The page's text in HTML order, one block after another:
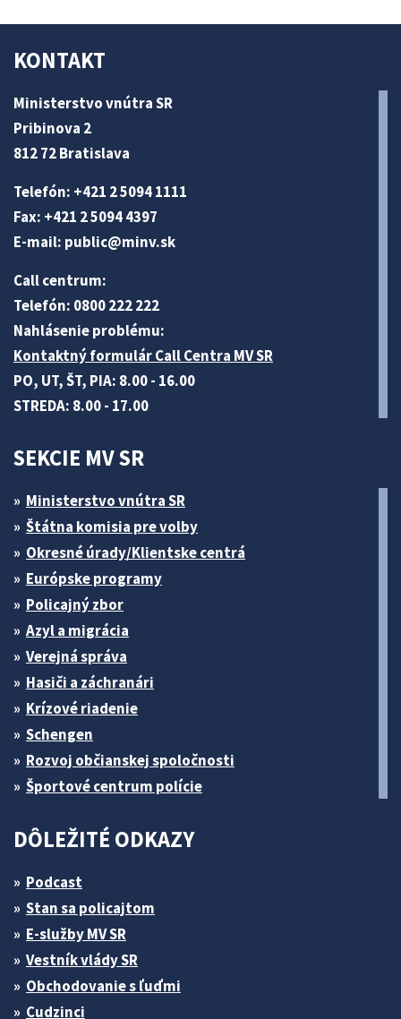
KONTAKT
Ministerstvo vnútra SR
Pribinova 2
812 72 Bratislava
Telefón: +421 2 5094 1111
Fax: +421 2 5094 4397
E-mail: public@minv.sk
Call centrum:
Telefón: 0800 222 222
Nahlásenie problému:
Kontaktný formulár Call Centra MV SR
PO, UT, ŠT, PIA: 8.00 - 16.00
STREDA: 8.00 - 17.00
SEKCIE MV SR
Ministerstvo vnútra SR
Štátna komisia pre volby
Okresné úrady/Klientske centrá
Európske programy
Policajný zbor
Azyl a migrácia
Verejná správa
Hasiči a záchranári
Krízové riadenie
Schengen
Rozvoj občianskej spoločnosti
Športové centrum polície
DÔLEŽITÉ ODKAZY
Podcast
Stan sa policajtom
E-služby MV SR
Vestník vlády SR
Obchodovanie s ľuďmi
Cudzinci